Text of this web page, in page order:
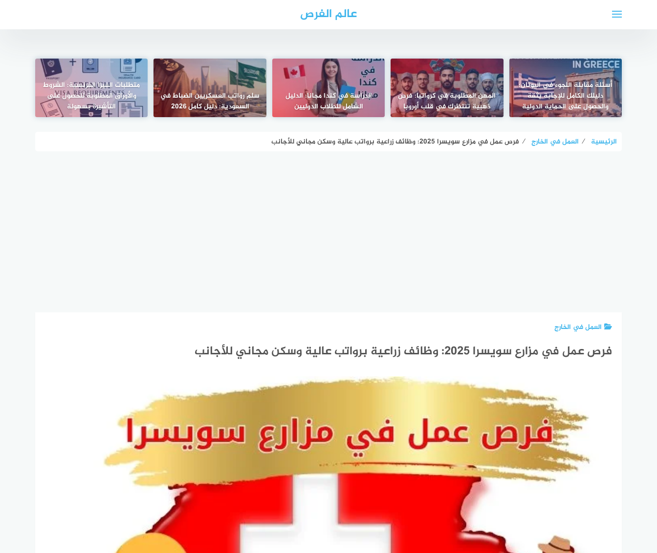
عالم الفرص
أسئلة مقابلة اللجوء في اليونان:
دليلك الكامل للإجابة بثقة
والحصول على الحماية الدولية
المهن المطلوبة في كرواتيا: فرص
ذهبية تنتظرك في قلب أوروبا
الدراسة في كندا مجانا: الدليل
الشامل للطلاب الدوليين
سلم رواتب العسكريين الضباط في
السعودية: دليل كامل 2026
متطلبات الفيزا الفرنسية: الشروط
والأوراق المطلوبة للحصول على
التأشيرة بسهولة
الرئيسية ⁄ العمل في الخارج ⁄ فرص عمل في مزارع سويسرا 2025: وظائف زراعية برواتب عالية وسكن مجاني للأجانب
العمل في الخارج
فرص عمل في مزارع سويسرا 2025: وظائف زراعية برواتب عالية وسكن مجاني للأجانب